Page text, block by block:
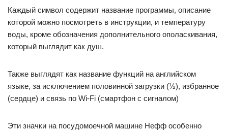
Каждый символ содержит название программы, описание
которой можно посмотреть в инструкции, и температуру
воды, кроме обозначения дополнительного ополаскивания,
который выглядит как душ.
Также выглядят как название функций на английском
языке, за исключением половинной загрузки (½), избранное
(сердце) и связь по Wi-Fi (смартфон с сигналом)
Эти значки на посудомоечной машине Нефф особенно